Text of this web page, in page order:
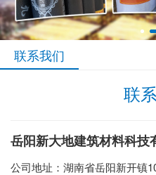
联系我们
联
岳阳新大地建筑材料科技
公司地址：湖南省岳阳新开镇